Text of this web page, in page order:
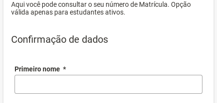
Aqui você pode consultar o seu número de Matrícula. Opção
válida apenas para estudantes ativos.
Confirmação de dados
Primeiro nome *